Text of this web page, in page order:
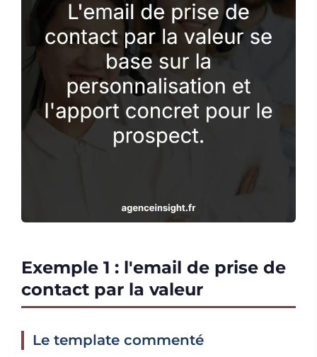
Exemple 1 : l'email de prise de
contact par la valeur
Le template commenté